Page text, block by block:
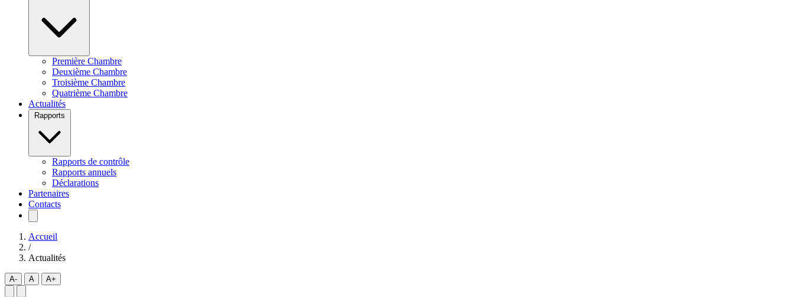
Première Chambre
Deuxième Chambre
Troisième Chambre
Quatrième Chambre
Actualités
Rapports de contrôle
Rapports annuels
Déclarations
Partenaires
Contacts
Accueil
/
Actualités
A- A A+